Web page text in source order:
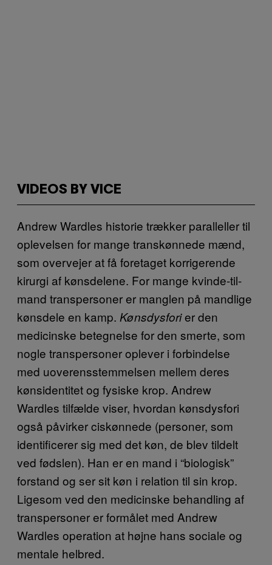
VIDEOS BY VICE
Andrew Wardles historie trækker paralleller til
oplevelsen for mange transkønnede mænd,
som overvejer at få foretaget korrigerende
kirurgi af kønsdelene. For mange kvinde-til-
mand transpersoner er manglen på mandlige
kønsdele en kamp. Kønsdysforier den
medicinske betegnelse for den smerte, som
nogle transpersoner oplever i forbindelse
med uoverensstemmelsen mellem deres
kønsidentitet og fysiske krop. Andrew
Wardles tilfælde viser, hvordan kønsdysfori
også påvirker ciskønnede (personer, som
identificerer sig med det køn, de blev tildelt
ved fødslen). Han er en mand i “biologisk”
forstand og ser sit køn i relation til sin krop.
Ligesom ved den medicinske behandling af
transpersoner er formålet med Andrew
Wardles operation at højne hans sociale og
mentale helbred.